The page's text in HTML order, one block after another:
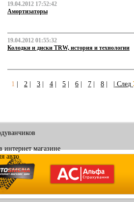
19.04.2012 17:52:42
Амортизаторы
19.04.2012 01:55:32
Колодки и диски TRW, история и технологии
1 2 3 4 5 6 7 8 | След
интернет магазине
авто